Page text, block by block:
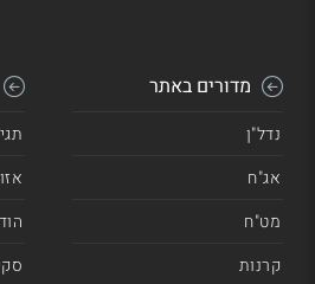
מדורים באתר
נדל"ן
אג"ח
מט"ח
קרנות